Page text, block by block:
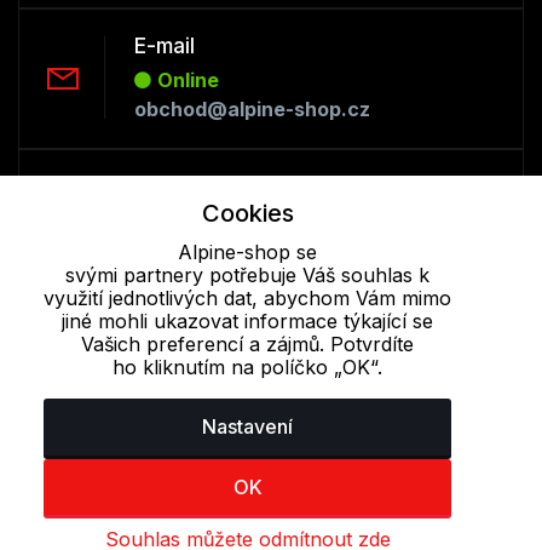
E-mail
Online
obchod@alpine-shop.cz
Offline
+420 530 334 493
Cookie - podrobné nastavení|Další informace|Ochrana osobních
Cookies
Alpine-shop se
svými partnery potřebuje Váš souhlas k
využití jednotlivých dat, abychom Vám mimo
jiné mohli ukazovat informace týkající se
Vašich preferencí a zájmů. Potvrdíte
ho kliknutím na políčko „OK“.
Nastavení
OK
Souhlas můžete odmítnout zde